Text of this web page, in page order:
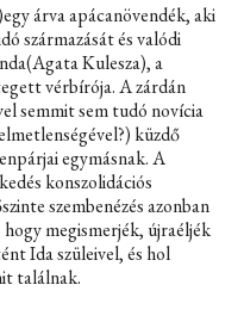
egy árva apácanövendék, aki
származását és valódi
(Agata Kulesza), a
vérbírója. A zárdán
semmit sem tudó novícia
küzdő
egymásnak. A
konszolidációs
szembenézés azonban
megismerjék, újraéljék
Ida szüleivel, és hol
találnak.